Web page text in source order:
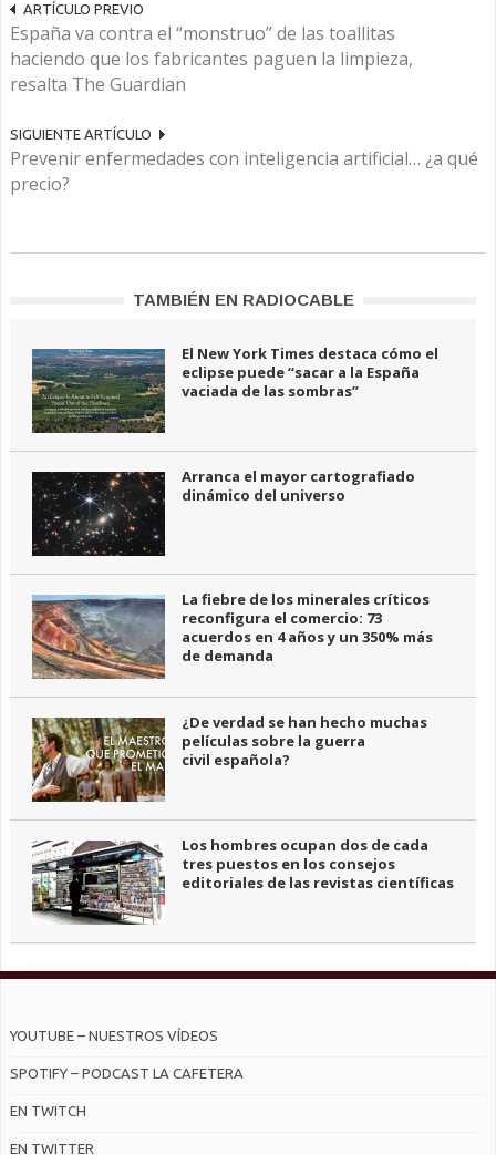
ARTÍCULO PREVIO
España va contra el “monstruo” de las toallitas
haciendo que los fabricantes paguen la limpieza,
resalta The Guardian
SIGUIENTE ARTÍCULO
Prevenir enfermedades con inteligencia artificial… ¿a qué
precio?
TAMBIÉN EN RADIOCABLE
El New York Times destaca cómo el
eclipse puede “sacar a la España
vaciada de las sombras”
Arranca el mayor cartografiado
dinámico del universo
La fiebre de los minerales críticos
reconfigura el comercio: 73
acuerdos en 4 años y un 350% más
de demanda
¿De verdad se han hecho muchas
películas sobre la guerra
civil española?
Los hombres ocupan dos de cada
tres puestos en los consejos
editoriales de las revistas científicas
YOUTUBE – NUESTROS VÍDEOS
SPOTIFY – PODCAST LA CAFETERA
EN TWITCH
EN TWITTER